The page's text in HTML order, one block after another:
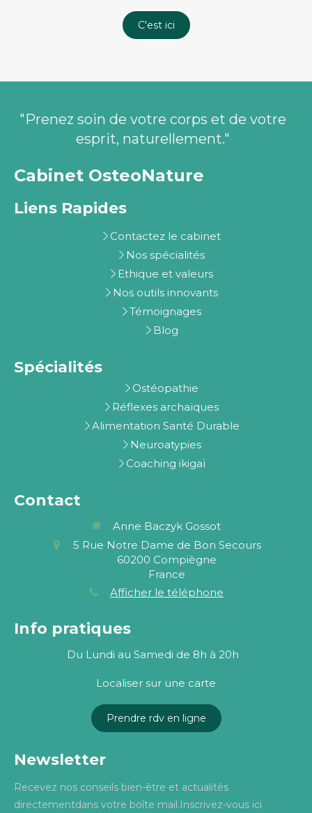
C'est ici
Cabinet OsteoNature
"Prenez soin de votre corps et de votre
esprit, naturellement."
Liens Rapides
Contactez le cabinet
Nos spécialités
Ethique et valeurs
Nos outils innovants
Témoignages
Blog
Spécialités
Ostéopathie
Réflexes archaïques
Alimentation Santé Durable
Neuroatypies
Coaching ikigaï
Contact
Anne Baczyk Gossot
5 Rue Notre Dame de Bon Secours
60200 Compiègne
France
Afficher le téléphone
Info pratiques
Du Lundi au Samedi de 8h à 20h
Localiser sur une carte
Prendre rdv en ligne
Newsletter
Recevez nos conseils bien-être et actualités
directementdans votre boîte mail.Inscrivez-vous ici